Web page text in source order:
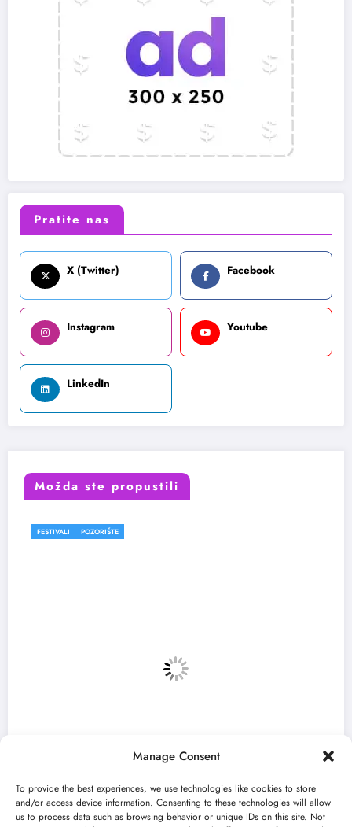
Manage Consent
To provide the best experiences, we use technologies like cookies to store
and/or access device information. Consenting to these technologies will allow
us to process data such as browsing behavior or unique IDs on this site. Not
Pratite nas
X (Twitter) Facebook
Instagram Youtube
LinkedIn
Možda ste propustili
FESTIVALI